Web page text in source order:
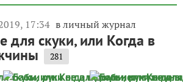
17:34 в личный журнал
для скуки, или Когда в
281